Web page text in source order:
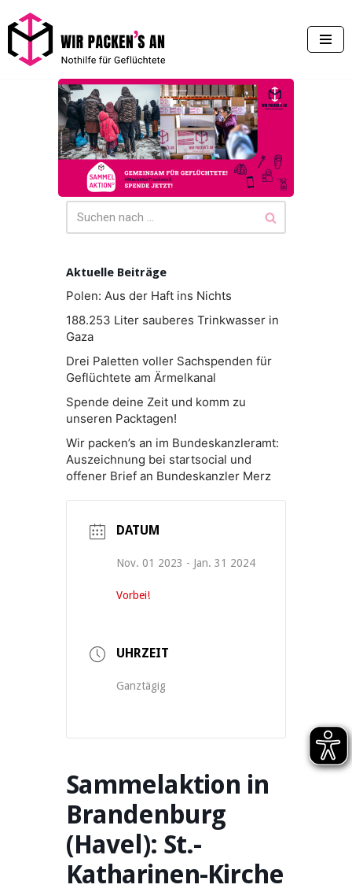
Zum
Inhalt
Aktuelle Beiträge
Polen: Aus der Haft ins Nichts
188.253 Liter sauberes Trinkwasser in
Gaza
Drei Paletten voller Sachspenden für
Geflüchtete am Ärmelkanal
Spende deine Zeit und komm zu
unseren Packtagen!
Wir packen’s an im Bundeskanzleramt:
Auszeichnung bei startsocial und
offener Brief an Bundeskanzler Merz
DATUM
Nov. 01 2023 - Jan. 31 2024
Vorbei!
UHRZEIT
Ganztägig
Sammelaktion in
Brandenburg
(Havel): St.-
Katharinen-Kirche